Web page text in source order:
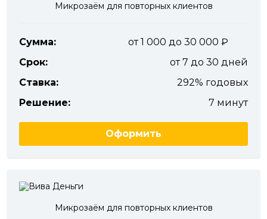
Микрозаём для повторных клиентов
Сумма:
от 1 000 до 30 000
Срок:
от 7 до 30 дней
Ставка:
292% годовых
Решение:
7 минут
Оформить
Микрозаём для повторных клиентов